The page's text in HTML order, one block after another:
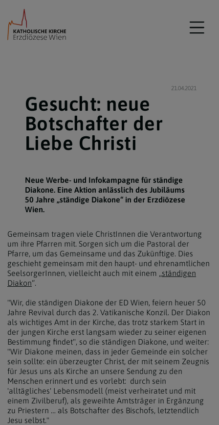
21.04.2021
Gesucht: neue
Botschafter der
Liebe Christi
Neue Werbe- und Infokampagne für ständige
Diakone. Eine Aktion anlässlich des Jubiläums
50 Jahre „ständige Diakone“ in der Erzdiözese
Wien.
Gemeinsam tragen viele ChristInnen die Verantwortung
um ihre Pfarren mit. Sorgen sich um die Pastoral der
Pfarre, um das Gemeinsame und das Zukünftige. Dies
geschieht gemeinsam mit den haupt- und ehrenamtlichen
SeelsorgerInnen, vielleicht auch mit einem „ständigen
Diakon“.
"Wir, die ständigen Diakone der ED Wien, feiern heuer 50
Jahre Revival durch das 2. Vatikanische Konzil. Der Diakon
als wichtiges Amt in der Kirche, das trotz starkem Start in
der jungen Kirche erst langsam wieder zu seiner eigenen
Bestimmung findet", so die ständigen Diakone, und weiter:
"Wir Diakone meinen, dass in jeder Gemeinde ein solcher
sein sollte: ein überzeugter Christ, der mit seinem Zeugnis
für Jesus uns als Kirche an unsere Sendung zu den
Menschen erinnert und es vorlebt: durch sein
'alltägliches' Lebensmodell (meist verheiratet und mit
einem Zivilberuf), als geweihte Amtsträger in Ergänzung
zu Priestern … als Botschafter des Bischofs, letztendlich
Jesu selbst."